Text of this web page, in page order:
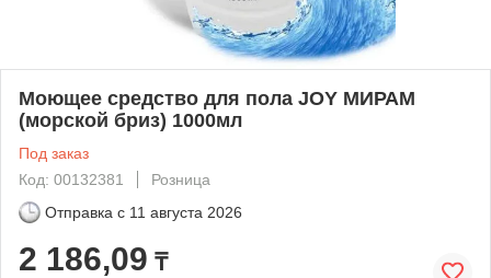
Моющее средство для пола JOY МИРАМ
(морской бриз) 1000мл
Под заказ
Код: 00132381
Розница
Отправка с 11 августа 2026
2 186,09 ₸